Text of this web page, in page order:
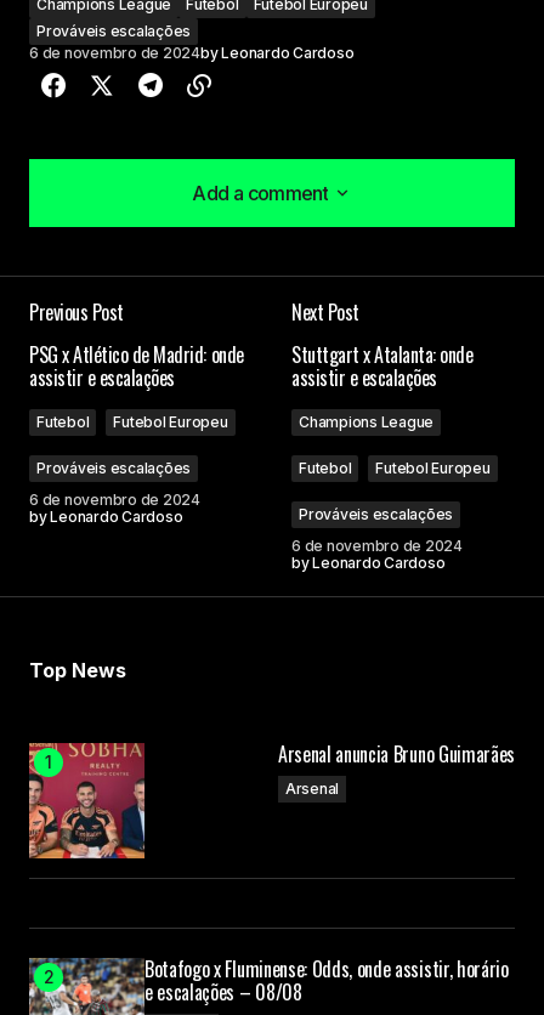
Champions League Futebol
Futebol Europeu
Prováveis escalações
6 de novembro de 2024byLeonardo Cardoso
Add a comment
Add a comment
Campos obrigatórios são marcados com *
Comment*
Previous Post
PSG x Atlético de Madrid: onde
assistir e escalações
Futebol Futebol Europeu
Prováveis escalações
6 de novembro de 2024
byLeonardo Cardoso
Next Post
Stuttgart x Atalanta: onde
assistir e escalações
Champions League
Futebol Futebol Europeu
Prováveis escalações
6 de novembro de 2024
byLeonardo Cardoso
Top News
Arsenal anuncia Bruno Guimarães
Arsenal
Botafogo x Fluminense: Odds, onde assistir, horário
e escalações – 08/08